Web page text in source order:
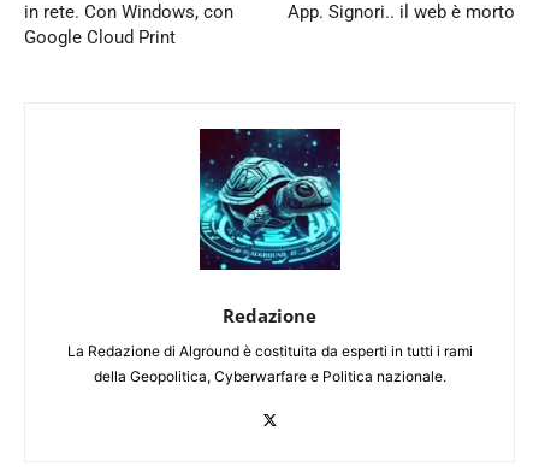
in rete. Con Windows, con
Google Cloud Print
App. Signori.. il web è morto
Redazione
La Redazione di Alground è costituita da esperti in tutti i rami
della Geopolitica, Cyberwarfare e Politica nazionale.